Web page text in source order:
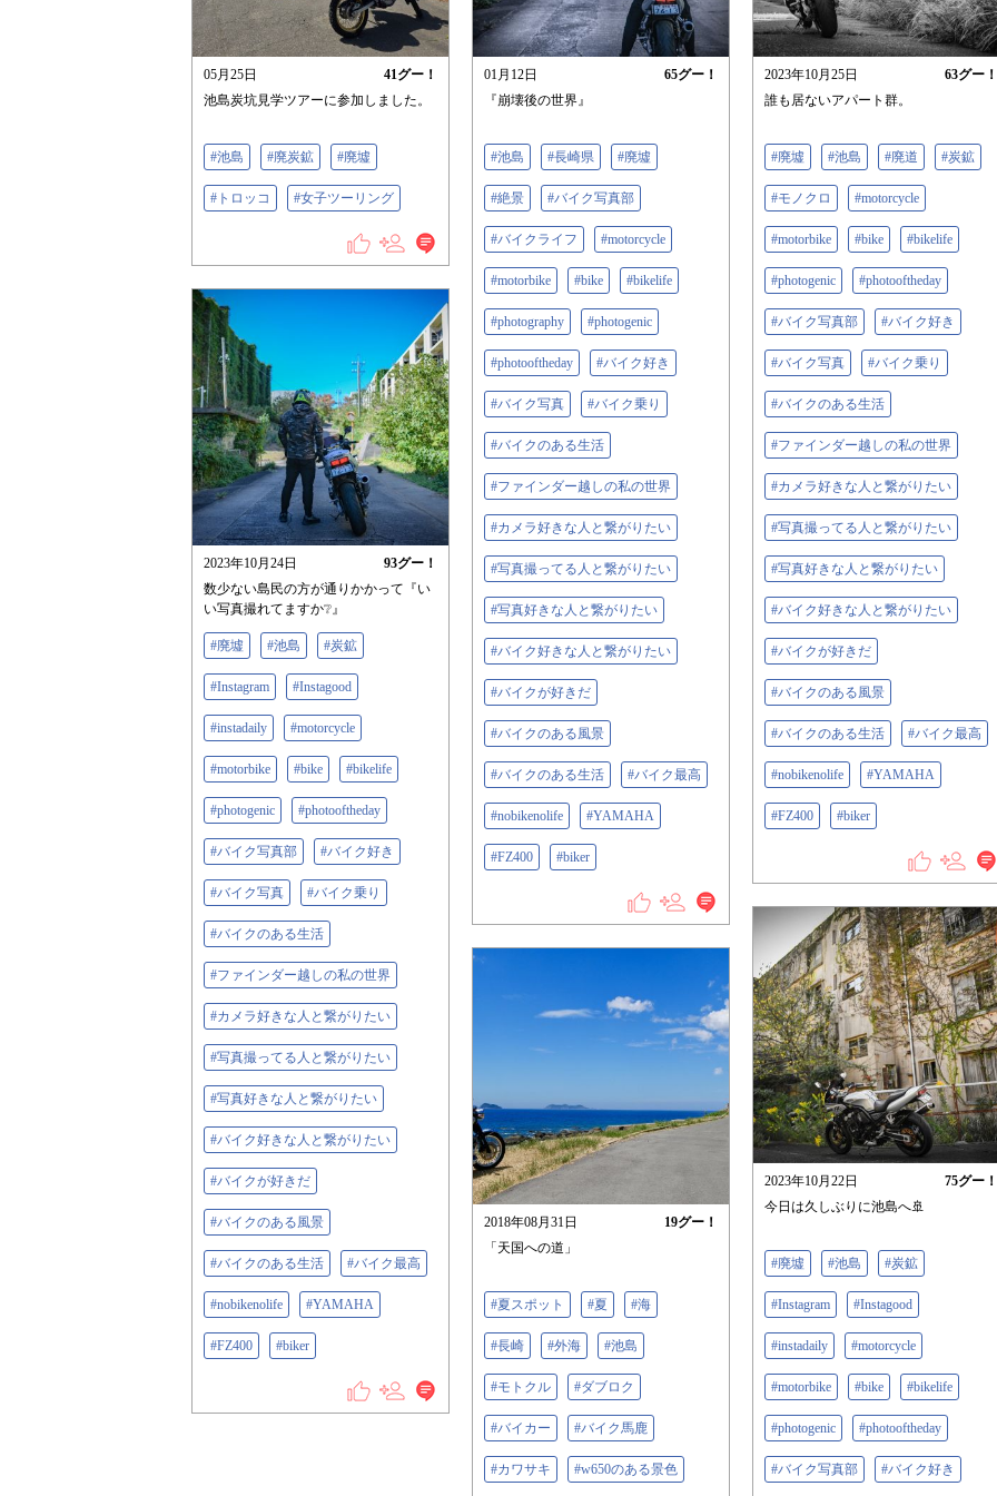
05月25日 41グー！
池島炭坑見学ツアーに参加しました。
#池島 #廃炭鉱 #廃墟
#トロッコ #女子ツーリング
01月12日 65グー！
『崩壊後の世界』
#池島 #長崎県 #廃墟
#絶景 #バイク写真部
#バイクライフ #motorcycle
#motorbike #bike #bikelife
#photography #photogenic
#photooftheday #バイク好き
#バイク写真 #バイク乗り
#バイクのある生活
#ファインダー越しの私の世界
#カメラ好きな人と繋がりたい
#写真撮ってる人と繋がりたい
#写真好きな人と繋がりたい
#バイク好きな人と繋がりたい
#バイクが好きだ
#バイクのある風景
#バイクのある生活 #バイク最高
#nobikenolife #YAMAHA
#FZ400 #biker
2023年10月25日 63グー！
誰も居ないアパート群。
#廃墟 #池島 #廃道 #炭鉱
#モノクロ #motorcycle
#motorbike #bike #bikelife
#photogenic #photooftheday
#バイク写真部 #バイク好き
#バイク写真 #バイク乗り
#バイクのある生活
#ファインダー越しの私の世界
#カメラ好きな人と繋がりたい
#写真撮ってる人と繋がりたい
#写真好きな人と繋がりたい
#バイク好きな人と繋がりたい
#バイクが好きだ
#バイクのある風景
#バイクのある生活 #バイク最高
#nobikenolife #YAMAHA
#FZ400 #biker
2023年10月24日 93グー！
数少ない島民の方が通りかかって『い
い写真撮れてますか❔』
#廃墟 #池島 #炭鉱
#Instagram #Instagood
#instadaily #motorcycle
#motorbike #bike #bikelife
#photogenic #photooftheday
#バイク写真部 #バイク好き
#バイク写真 #バイク乗り
#バイクのある生活
#ファインダー越しの私の世界
#カメラ好きな人と繋がりたい
#写真撮ってる人と繋がりたい
#写真好きな人と繋がりたい
#バイク好きな人と繋がりたい
#バイクが好きだ
#バイクのある風景
#バイクのある生活 #バイク最高
#nobikenolife #YAMAHA
#FZ400 #biker
2023年10月22日 75グー！
今日は久しぶりに池島へ🚢
#廃墟 #池島 #炭鉱
#Instagram #Instagood
#instadaily #motorcycle
#motorbike #bike #bikelife
#photogenic #photooftheday
#バイク写真部 #バイク好き
2018年08月31日 19グー！
「天国への道」
#夏スポット #夏 #海
#長崎 #外海 #池島
#モトクル #ダブロク
#バイカー #バイク馬鹿
#カワサキ #w650のある景色